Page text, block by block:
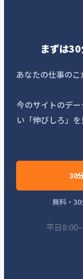
まずは30
あなたの仕事の
今のサイトのデ
い「伸びしろ」
30
無料・30
平日